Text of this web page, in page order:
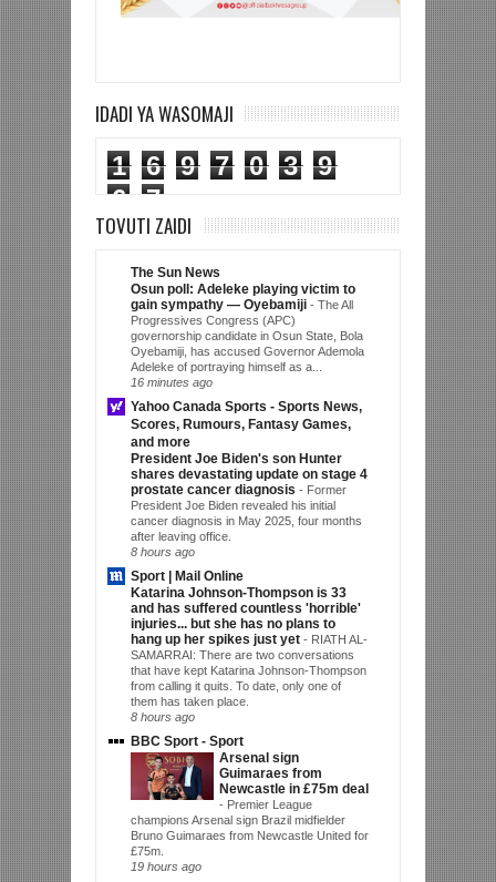
IDADI YA WASOMAJI
1 6 9 7 0 3
9
6
7
TOVUTI ZAIDI
The Sun News
Osun poll: Adeleke playing victim to
gain sympathy — Oyebamiji - The All
Progressives Congress (APC)
governorship candidate in Osun State, Bola
Oyebamiji, has accused Governor Ademola
Adeleke of portraying himself as a...
16 minutes ago
Yahoo Canada Sports - Sports News,
Scores, Rumours, Fantasy Games,
and more
President Joe Biden's son Hunter
shares devastating update on stage 4
prostate cancer diagnosis - Former
President Joe Biden revealed his initial
cancer diagnosis in May 2025, four months
after leaving office.
8 hours ago
Sport | Mail Online
Katarina Johnson-Thompson is 33
and has suffered countless 'horrible'
injuries... but she has no plans to
hang up her spikes just yet - RIATH AL-
SAMARRAI: There are two conversations
that have kept Katarina Johnson-Thompson
from calling it quits. To date, only one of
them has taken place.
8 hours ago
BBC Sport - Sport
Arsenal sign
Guimaraes from
Newcastle in £75m deal
- Premier League
champions Arsenal sign Brazil midfielder
Bruno Guimaraes from Newcastle United for
£75m.
19 hours ago